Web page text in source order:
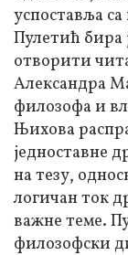
успоставља
Пулетић бира
отворити
Александра
филозофа и
Њихова
једноставне
на тезу,
логичан ток
важне теме.
филозофски